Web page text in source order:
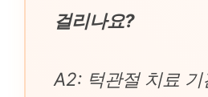
걸리나요?
A2: 턱관절 치료 기